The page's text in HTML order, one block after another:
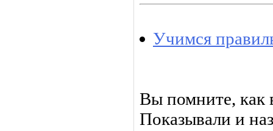
Учимся
Вы помните, как
Показывали и